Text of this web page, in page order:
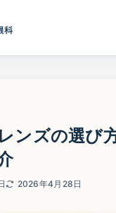
ンズの選び
2026年4月28日